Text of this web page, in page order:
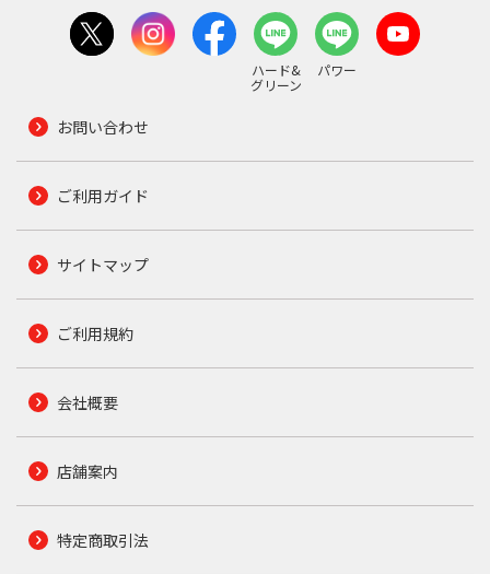
ハード&
グリーン
パワー
お問い合わせ
ご利用ガイド
サイトマップ
ご利用規約
会社概要
店舗案内
特定商取引法